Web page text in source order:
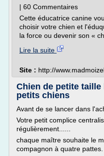
| 60 Commentaires
Cette éducatrice canine
choisir votre chien et
la force ou devenir son «
Lire la suite
Site : http://
Chien de petite taille
petits chiens
Avant de se lancer dans
Votre petit complice
régulièrement......
chaque maître souhaite le
compagnon à quatre pattes.